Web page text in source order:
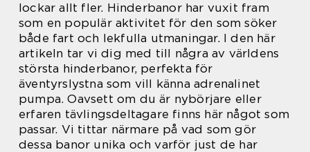
lockar allt fler. Hinderbanor har vuxit fram
som en populär aktivitet för den som söker
både fart och lekfulla utmaningar. I den här
artikeln tar vi dig med till några av världens
största hinderbanor, perfekta för
äventyrslystna som vill känna adrenalinet
pumpa. Oavsett om du är nybörjare eller
erfaren tävlingsdeltagare finns här något som
passar. Vi tittar närmare på vad som gör
dessa banor unika och varför just de har